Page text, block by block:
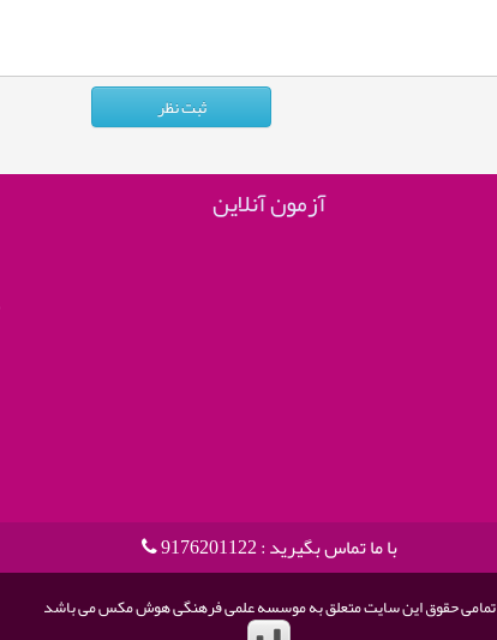
آزمون آنلاین
با ما تماس بگیرید : 9176201122
تمامی حقوق این سایت متعلق به موسسه علمی فرهنگی هوش مکس می باشد